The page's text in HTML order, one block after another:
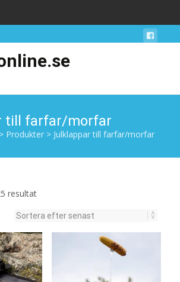
till farfar/morfar
> Produkter > Julklappar till farfar/morfar
resultatSortera
senaste